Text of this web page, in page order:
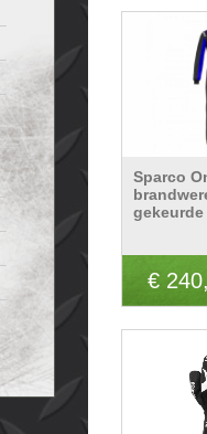
Sparco
€